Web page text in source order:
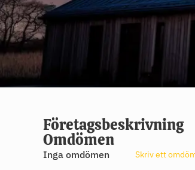
Företagsbeskrivning
Omdömen
Inga omdömen Skriv ett